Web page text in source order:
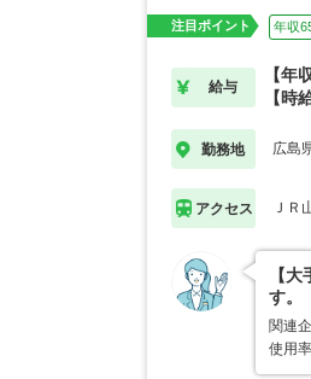
注目ポイント 年収
給与
【年
【時
勤務地 広島
アクセス ＪＲ
【
す。
関連
使用